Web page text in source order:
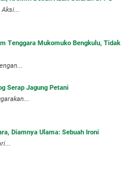
Aksi...
Tenggara Mukomuko Bengkulu, Tidak
Serap Jagung Petani
Diamnya Ulama: Sebuah Ironi